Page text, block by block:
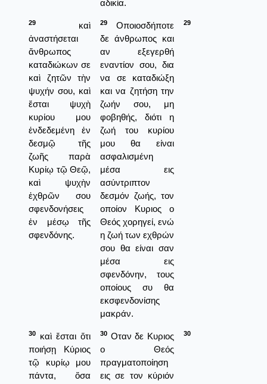
αδικία.
29
καὶ
ἀναστήσεται
ἄνθρωπος
καταδιώκων σε
καὶ ζητῶν τὴν
ψυχήν σου, καὶ
ἔσται ψυχὴ
κυρίου μου
ἐνδεδεμένη ἐν
δεσμῷ τῆς
ζωῆς παρὰ
Κυρίῳ τῷ Θεῷ,
καὶ ψυχὴν
ἐχθρῶν σου
σφενδονήσεις
ἐν μέσῳ τῆς
σφενδόνης.
29
Οποιοσδήποτε
δε άνθρωπος και
αν εξεγερθή
εναντίον σου, δια
να σε καταδιώξη
και να ζητήση την
ζωήν σου, μη
φοβηθής, διότι η
ζωή του κυρίου
μου θα είναι
ασφαλισμένη
μέσα εις
ασύντριπτον
δεσμόν ζωής, τον
οποίον Κυριος ο
Θεός χορηγεί, ενώ
η ζωή των εχθρών
σου θα είναι σαν
μέσα εις
σφενδόνην, τους
οποίους συ θα
εκσφενδονίσης
μακράν.
29
30
καὶ ἔσται ὅτι
ποιήσῃ Κύριος
τῷ κυρίῳ μου
πάντα, ὅσα
30 Οταν δε Κυριος
ο Θεός
πραγματοποίηση
εις σε τον κύριόν
30